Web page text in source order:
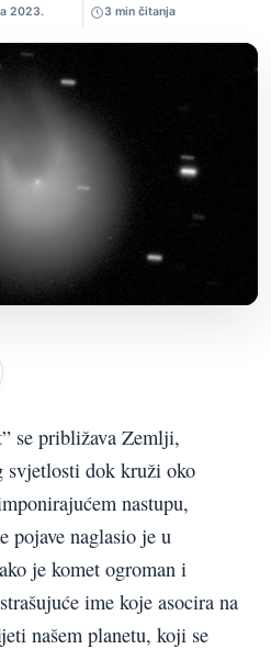
2023. 3 min čitanja
se približava Zemlji,
svjetlosti dok kruži oko
nastupu,
pojave naglasio je u
je komet ogroman i
ime koje asocira na
našem planetu, koji se